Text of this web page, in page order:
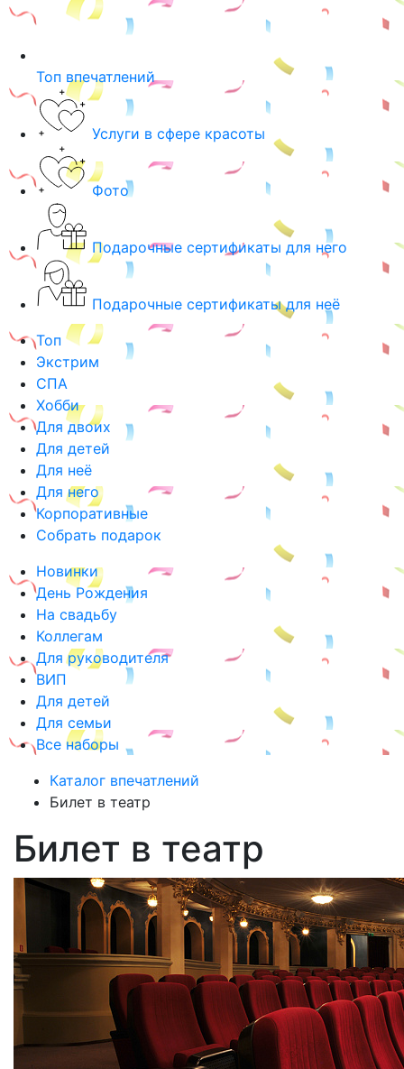
Топ впечатлений
Услуги в сфере красоты
Фото
Подарочные сертификаты для него
Подарочные сертификаты для неё
Топ
Экстрим
СПА
Хобби
Для двоих
Для детей
Для неё
Для него
Корпоративные
Собрать подарок
Новинки
День Рождения
На свадьбу
Коллегам
Для руководителя
ВИП
Для детей
Для семьи
Все наборы
Каталог впечатлений
Билет в театр
Билет в театр